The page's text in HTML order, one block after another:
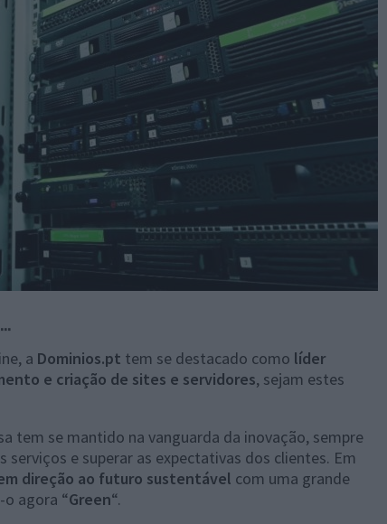
a Dominios.pt tem se destacado como líder
e criação de sites e servidores, sejam estes
tem se mantido na vanguarda da inovação, sempre
e superar as expectativas dos clientes. Em
direção ao futuro sustentável com uma grande
agora “Green“.